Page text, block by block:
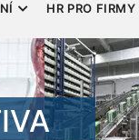
HR PRO FIRMY